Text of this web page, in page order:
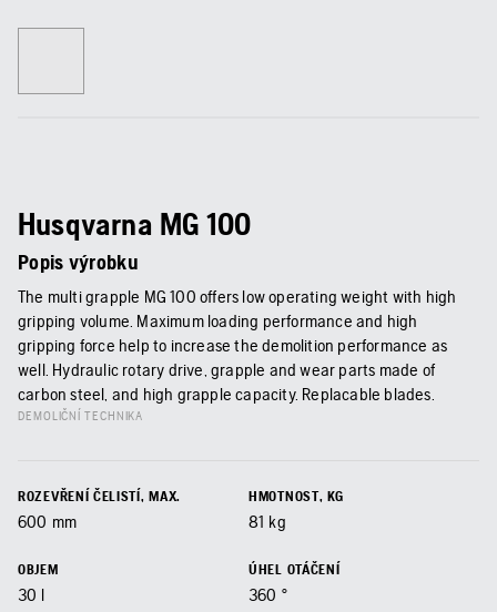
Husqvarna MG 100
Popis výrobku
The multi grapple MG 100 offers low operating weight with high
gripping volume. Maximum loading performance and high
gripping force help to increase the demolition performance as
well. Hydraulic rotary drive, grapple and wear parts made of
carbon steel, and high grapple capacity. Replacable blades.
DEMOLIČNÍ TECHNIKA
ROZEVŘENÍ ČELISTÍ, MAX.
600 mm
HMOTNOST, KG
81 kg
OBJEM
30 l
ÚHEL OTÁČENÍ
360 °